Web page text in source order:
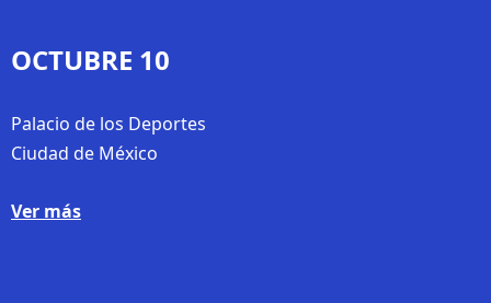
OCTUBRE 10
Palacio de los Deportes
Ciudad de México
Ver más